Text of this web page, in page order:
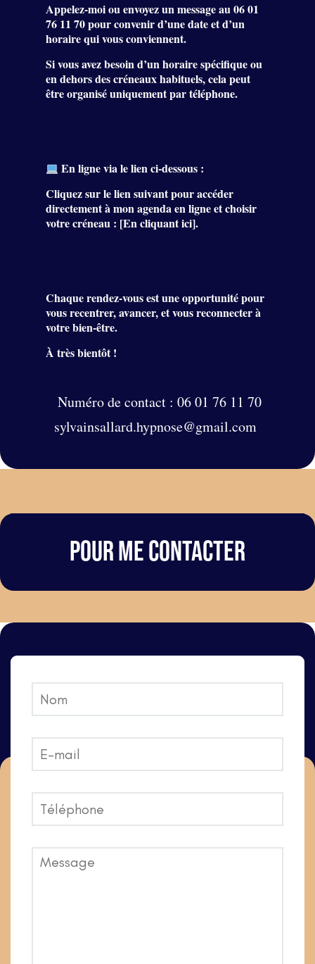
Appelez-moi ou envoyez un message au06 01
76 11 70pour convenir d’une date et d’un
horaire qui vous conviennent.
Si vous avez besoin d’un horaire spécifique ou
en dehors des créneaux habituels, cela peut
être organisé uniquement par téléphone.
En ligne via le lien ci-dessous :
Cliquez sur le lien suivant pour accéder
directement à mon agenda en ligne et choisir
votre créneau : [En cliquant ici].
Chaque rendez-vous est une opportunité pour
vous recentrer, avancer, et vous reconnecter à
votre bien-être.
À très bientôt !
Numéro de contact : 06 01 76 11 70
sylvainsallard.hypnose@gmail.com
Pour me contacter